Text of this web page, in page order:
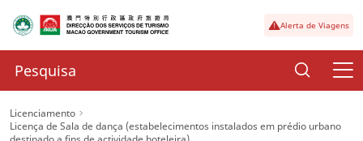
Alerta de Viagens
Licenciamento
Licença de Sala de dança (estabelecimentos instalados em prédio urbano